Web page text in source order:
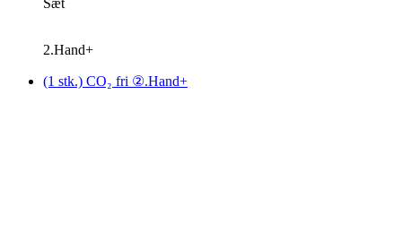
Sæt
2.Hand+
(1 stk.) CO₂ fri ②.Hand+